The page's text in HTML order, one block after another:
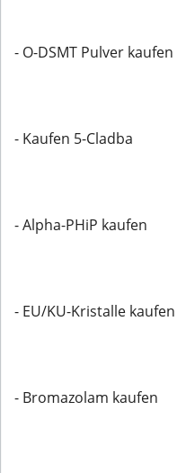
- O-DSMT Pulver kaufen
- Kaufen 5-Cladba
- Alpha-PHiP kaufen
- EU/KU-Kristalle kaufen
- Bromazolam kaufen